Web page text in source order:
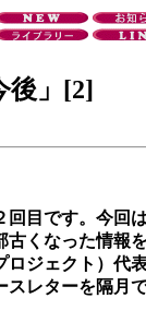
後」[2]
目です。今
古くなった情
ジェクト）
レターを隔月